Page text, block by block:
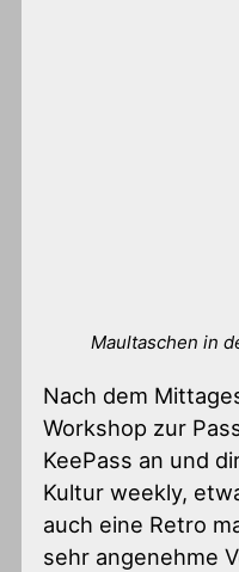
Maultaschen in
Nach dem
Workshop zur
KeePass an und
Kultur weekly,
auch eine Retro
sehr angenehme